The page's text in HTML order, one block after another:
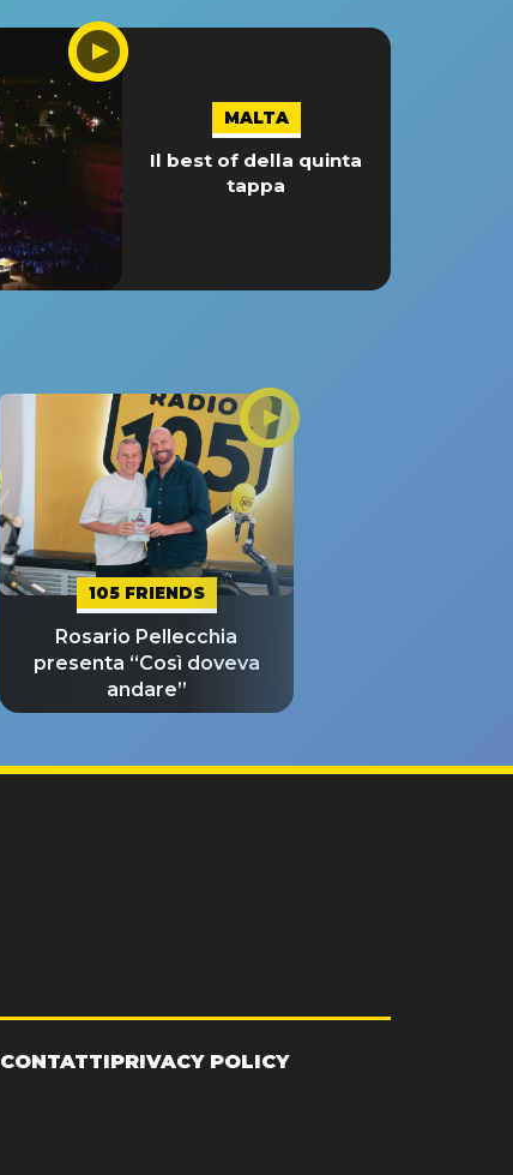
MALTA
Il best of della quinta
tappa
105 FRIENDS
Rosario Pellecchia
presenta “Così doveva
andare”
CONTATTIPRIVACY POLICY